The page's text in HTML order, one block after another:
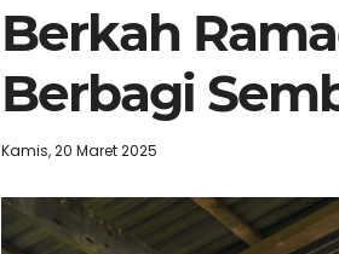
Berkah
Berbagi
Kamis, 20 Maret 2025